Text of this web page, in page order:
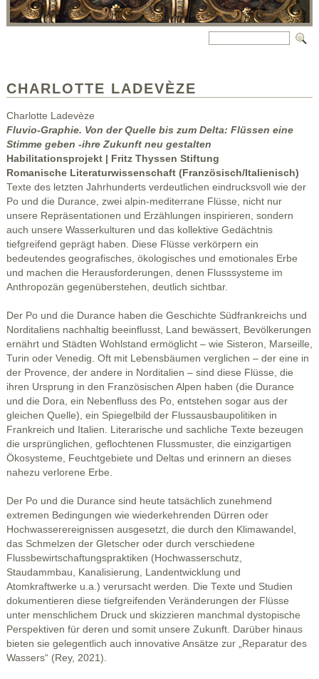
CHARLOTTE LADEVÈZE
Charlotte Ladevèze
Fluvio-Graphie. Von der Quelle bis zum Delta: Flüssen eine
Stimme geben -ihre Zukunft neu gestalten
Habilitationsprojekt | Fritz Thyssen Stiftung
Romanische Literaturwissenschaft (Französisch/Italienisch)
Texte des letzten Jahrhunderts verdeutlichen eindrucksvoll wie der
Po und die Durance, zwei alpin-mediterrane Flüsse, nicht nur
unsere Repräsentationen und Erzählungen inspirieren, sondern
auch unsere Wasserkulturen und das kollektive Gedächtnis
tiefgreifend geprägt haben. Diese Flüsse verkörpern ein
bedeutendes geografisches, ökologisches und emotionales Erbe
und machen die Herausforderungen, denen Flusssysteme im
Anthropozän gegenüberstehen, deutlich sichtbar.
Der Po und die Durance haben die Geschichte Südfrankreichs und
Norditaliens nachhaltig beeinflusst, Land bewässert, Bevölkerungen
ernährt und Städten Wohlstand ermöglicht – wie Sisteron, Marseille,
Turin oder Venedig. Oft mit Lebensbäumen verglichen – der eine in
der Provence, der andere in Norditalien – sind diese Flüsse, die
ihren Ursprung in den Französischen Alpen haben (die Durance
und die Dora, ein Nebenfluss des Po, entstehen sogar aus der
gleichen Quelle), ein Spiegelbild der Flussausbaupolitiken in
Frankreich und Italien. Literarische und sachliche Texte bezeugen
die ursprünglichen, geflochtenen Flussmuster, die einzigartigen
Ökosysteme, Feuchtgebiete und Deltas und erinnern an dieses
nahezu verlorene Erbe.
Der Po und die Durance sind heute tatsächlich zunehmend
extremen Bedingungen wie wiederkehrenden Dürren oder
Hochwasserereignissen ausgesetzt, die durch den Klimawandel,
das Schmelzen der Gletscher oder durch verschiedene
Flussbewirtschaftungspraktiken (Hochwasserschutz,
Staudammbau, Kanalisierung, Landentwicklung und
Atomkraftwerke u.a.) verursacht werden. Die Texte und Studien
dokumentieren diese tiefgreifenden Veränderungen der Flüsse
unter menschlichem Druck und skizzieren manchmal dystopische
Perspektiven für deren und somit unsere Zukunft. Darüber hinaus
bieten sie gelegentlich auch innovative Ansätze zur „Reparatur des
Wassers“ (Rey, 2021).